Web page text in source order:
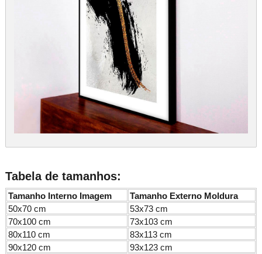
Tabela de tamanhos:
Tamanho Interno Imagem
Tamanho Externo Moldura
50x70 cm
53x73 cm
70x100 cm
73x103 cm
80x110 cm
83x113 cm
90x120 cm
93x123 cm